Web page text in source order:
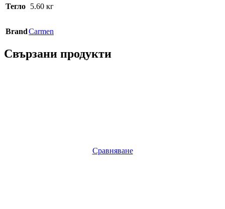
Тегло 5.60 кг
BrandCarmen
Свързани продукти
Сравняване